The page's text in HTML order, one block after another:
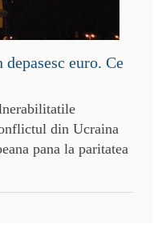
euro. Ce
din Ucraina
pana la paritatea